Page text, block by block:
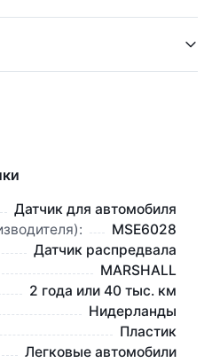
Датчик для автомобиля
MSE6028
Датчик распредвала
MARSHALL
2 года или 40 тыс. км
Нидерланды
Пластик
Легковые автомобили